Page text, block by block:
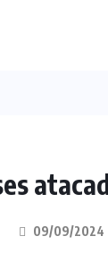
09/09/2024